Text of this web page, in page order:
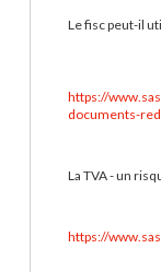
Le fisc peut-il
https://
documents-
La TVA - un
https://